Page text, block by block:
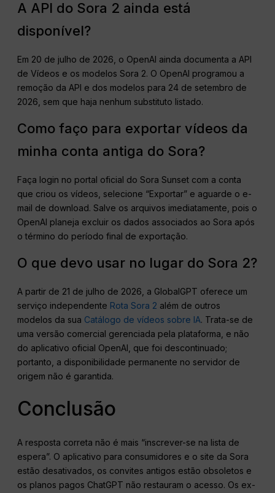
A API do Sora 2 ainda está
disponível?
Em 20 de julho de 2026, o OpenAI ainda documenta a API
de Vídeos e os modelos Sora 2. O OpenAI programou a
remoção da API e dos modelos para 24 de setembro de
2026, sem que haja nenhum substituto listado.
Como faço para exportar vídeos da
minha conta antiga do Sora?
Faça login no portal oficial do Sora Sunset com a conta
que criou os vídeos, selecione “Exportar” e aguarde o e-
mail de download. Salve os arquivos imediatamente, pois o
OpenAI planeja excluir os dados associados ao Sora após
o término do período final de exportação.
O que devo usar no lugar do Sora 2?
A partir de 21 de julho de 2026, a GlobalGPT oferece um
serviço independente Rota Sora 2 além de outros
modelos da sua Catálogo de vídeos sobre IA. Trata-se de
uma versão comercial gerenciada pela plataforma, e não
do aplicativo oficial OpenAI, que foi descontinuado;
portanto, a disponibilidade permanente no servidor de
origem não é garantida.
Conclusão
A resposta correta não é mais “inscrever-se na lista de
espera”. O aplicativo para consumidores e o site da Sora
estão desativados, os convites antigos estão obsoletos e
os planos pagos ChatGPT não restauram o acesso. Os ex-